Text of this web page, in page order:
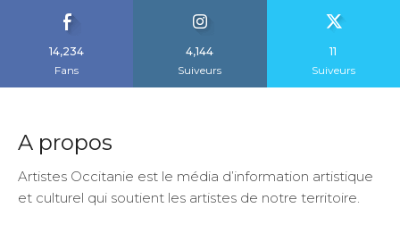
14,234
Fans
4,144
Suiveurs
11
Suiveurs
A propos
Artistes Occitanie est le média d’information artistique
et culturel qui soutient les artistes de notre territoire.